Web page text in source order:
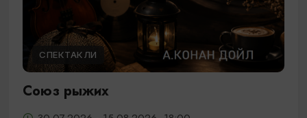
СПЕКТАКЛИ
Союз рыжих